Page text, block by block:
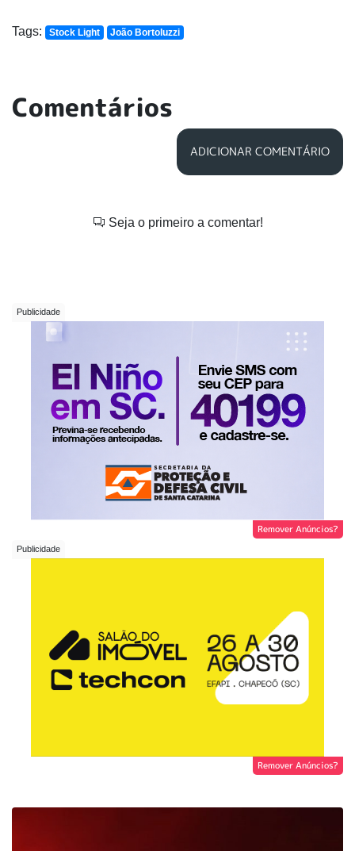
Tags: Stock Light João Bortoluzzi
Comentários
ADICIONAR COMENTÁRIO
Seja o primeiro a comentar!
Remover Anúncios?
Remover Anúncios?